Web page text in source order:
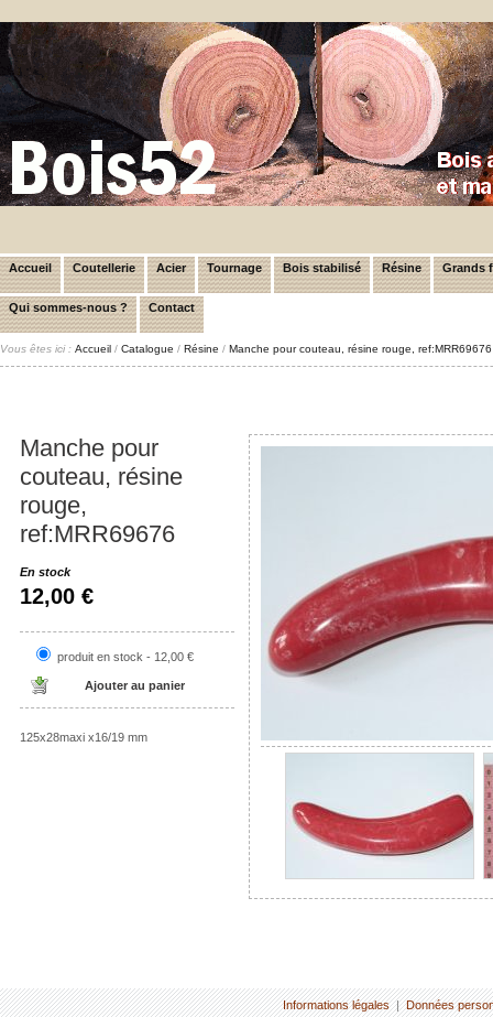
Accueil Coutellerie Acier Tournage Bois stabilisé Résine Grands
Qui sommes-nous ? Contact
Vous êtes ici : Accueil / Catalogue / Résine / Manche pour couteau, résine rouge, ref:MRR69676
Manche pour
couteau, résine
rouge,
ref:MRR69676
En stock
12,00 €
produit en stock - 12,00 €
125x28maxi x16/19 mm
Informations légales | Données